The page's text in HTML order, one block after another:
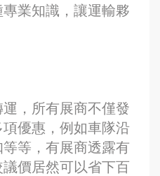
業知識，讓運輸夥
，所有展商不僅發
優惠，例如車隊沿
等，有展商透露有
價居然可以省下百